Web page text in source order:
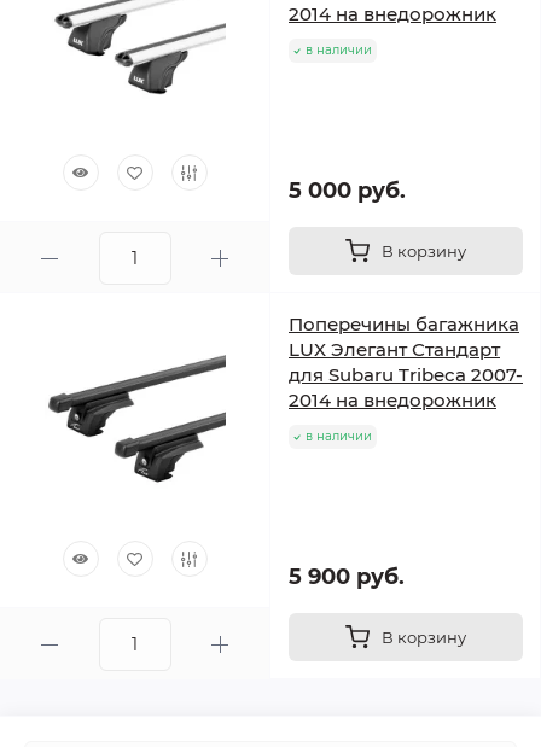
2014 на внедорожник
в наличии
5 000 руб.
В корзину
Поперечины багажника
LUX Элегант Стандарт
для Subaru Tribeca 2007-
2014 на внедорожник
в наличии
5 900 руб.
В корзину